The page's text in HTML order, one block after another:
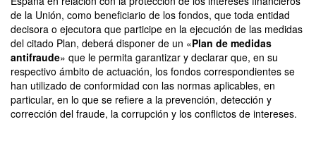
de la Unión, como beneficiario de los fondos, que toda entidad
decisora o ejecutora que participe en la ejecución de las medidas
del citado Plan, deberá disponer de un «Plan de medidas
antifraude» que le permita garantizar y declarar que, en su
respectivo ámbito de actuación, los fondos correspondientes se
han utilizado de conformidad con las normas aplicables, en
particular, en lo que se refiere a la prevención, detección y
corrección del fraude, la corrupción y los conflictos de intereses.